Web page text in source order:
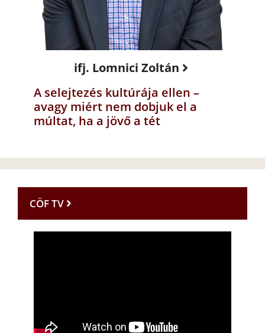
ifj. Lomnici Zoltán
A selejtezés kultúrája ellen –
avagy miért nem dobjuk el a
múltat, ha a jövő a tét
CÖF TV